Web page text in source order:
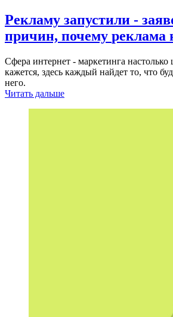
Рекламу запустили -
причин, почему реклама
Сфера интернет - маркетинга настолько
кажется, здесь каждый найдет то, что
него.
Читать дальше